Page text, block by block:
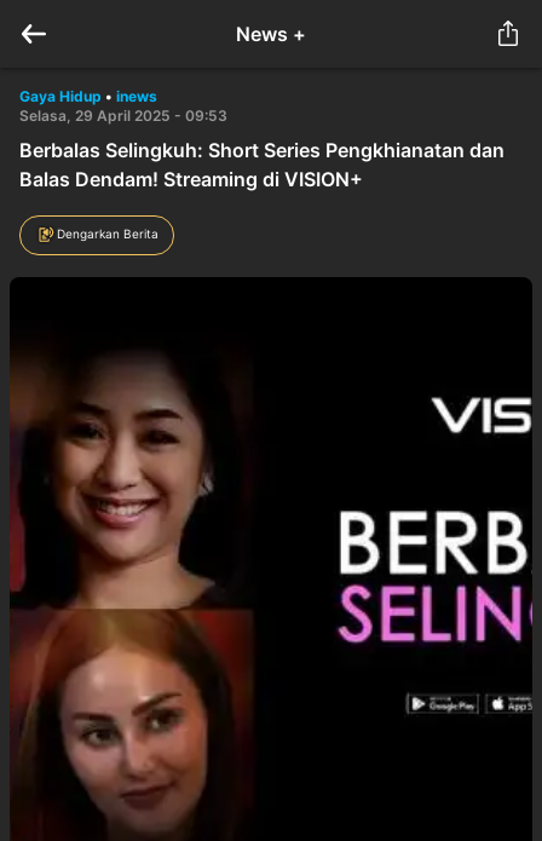
News +
Gaya Hidup • inews
Selasa, 29 April 2025 - 09:53
Berbalas Selingkuh: Short Series Pengkhianatan dan
Balas Dendam! Streaming di VISION+
Dengarkan Berita